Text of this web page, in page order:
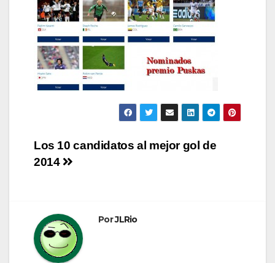
Navegación
Los 10 candidatos al mejor gol de
2014
PorJLRio